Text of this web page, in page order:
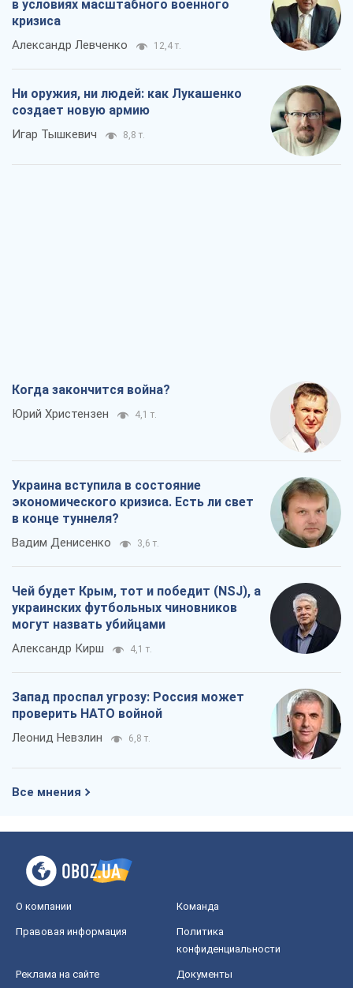
Минск готовится к функционированию
в условиях масштабного военного
кризиса
Александр Левченко 12,4 т.
Ни оружия, ни людей: как Лукашенко
Юрий Христензен 4,1 т.
Украина вступила в состояние
экономического кризиса. Есть ли свет
в конце туннеля?
Вадим Денисенко 3,6 т.
Чей будет Крым, тот и победит (NSJ), а
украинских футбольных чиновников
могут назвать убийцами
Александр Кирш 4,1 т.
Запад проспал угрозу: Россия может
Леонид Невзлин
Команда
Правовая информация
Политика